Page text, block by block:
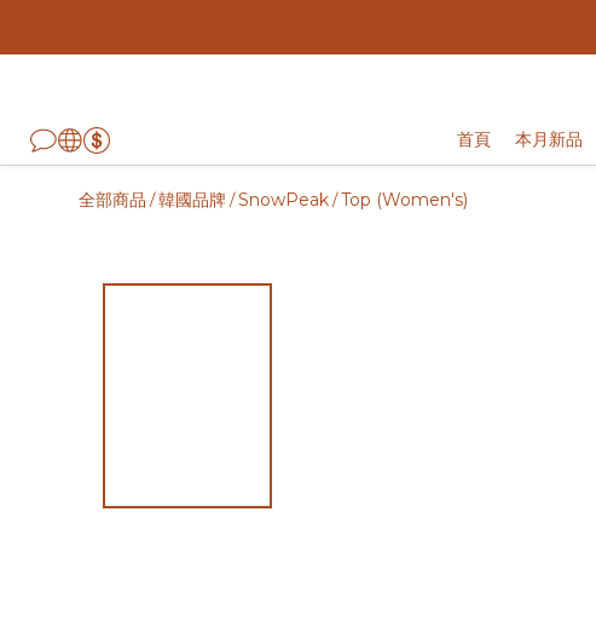
首頁 本月新品
全部商品 /韓國品牌/SnowPeak/Top (Women's)